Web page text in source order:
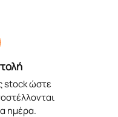
stock ώστε
ημέρα.